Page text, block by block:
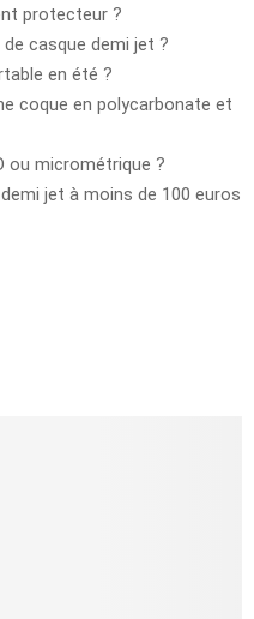
protecteur ?
casque demi jet ?
en été ?
coque en polycarbonate et
ou micrométrique ?
jet à moins de 100 euros